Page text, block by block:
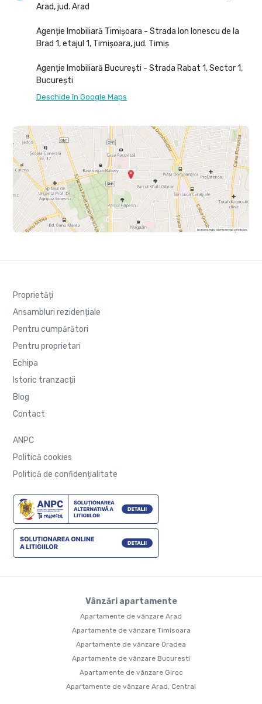
Arad, jud. Arad
Agenție Imobiliară Timișoara - Strada Ion Ionescu de la
Brad 1, etajul 1, Timișoara, jud. Timiș
Agenție Imobiliară București - Strada Rabat 1, Sector 1,
București
Deschide în Google Maps
Proprietăți
Ansambluri rezidențiale
Pentru cumpărători
Pentru proprietari
Echipa
Istoric tranzacții
Blog
Contact
ANPC
Politică cookies
Politică de confidențialitate
Vânzări apartamente
Apartamente de vânzare Arad
Apartamente de vânzare Timisoara
Apartamente de vânzare Oradea
Apartamente de vânzare Bucuresti
Apartamente de vânzare Giroc
Apartamente de vânzare Arad, Central